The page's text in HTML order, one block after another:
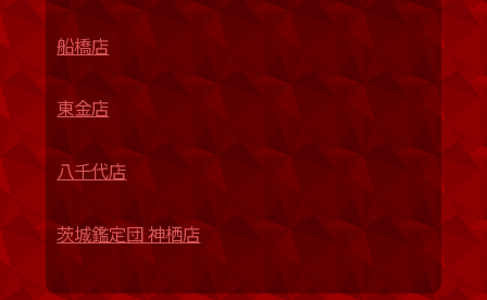
船橋店
東金店
八千代店
茨城鑑定団 神栖店